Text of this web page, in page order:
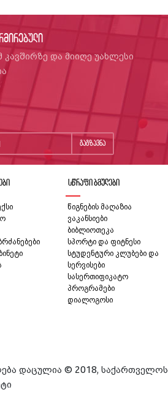
კავშირზე და მიიღე უახლესი
გაგზავნა
სწრაფი ბმულები
წიგნების მაღაზია
ვაკანსიები
ბიბლიოთეკა
სპორტი და ფიტნესი
სტუდენტური კლუბები და
სერვისები
სასერთიფიკატო
პროგრამები
დიალოგოსი
დაცულია © 2018, საქართველოს